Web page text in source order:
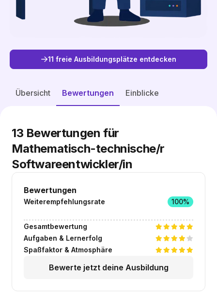
11 freie Ausbildungsplätze entdecken
Übersicht Bewertungen Einblicke
Freie Plätze entdecken
Bewertungen
Weiterempfehlungsrate 100%
Gesamtbewertung
Aufgaben & Lernerfolg
Spaßfaktor & Atmosphäre
Bewerte jetzt deine Ausbildung
13 Bewertungen für
Mathematisch-technische/r
Softwareentwickler/in